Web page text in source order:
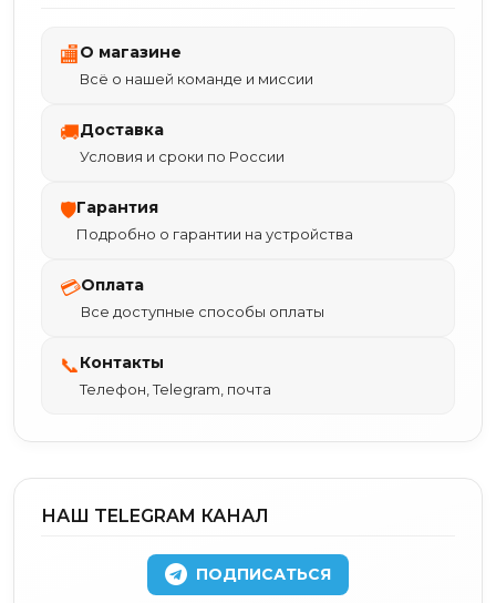
🏬О магазине
Всё о нашей команде и миссии
🚚Доставка
Условия и сроки по России
🛡Гарантия
Подробно о гарантии на устройства
💳Оплата
Все доступные способы оплаты
📞Контакты
Телефон, Telegram, почта
НАШ TELEGRAM КАНАЛ
ПОДПИСАТЬСЯ